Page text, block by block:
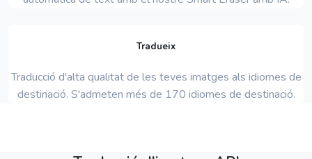
Tradueix
Traducció d'alta qualitat de les teves imatges als idiomes de
destinació. S'admeten més de 170 idiomes de destinació.